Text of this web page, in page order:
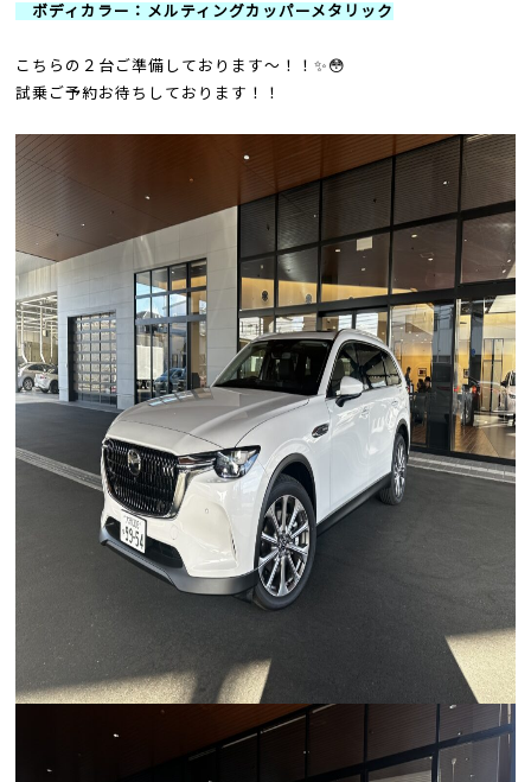
ボディカラー：メルティングカッパーメタリック
こちらの２台ご準備しております～！！✨😳
試乗ご予約お待ちしております！！